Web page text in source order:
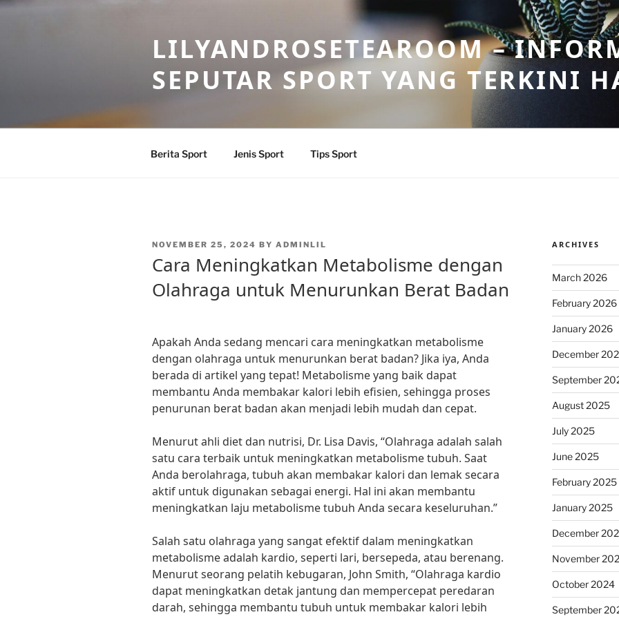
Skip
LILYANDROSETEAROOM –
SEPUTAR SPORT YANG TERKINI
Berita Sport Jenis Sport Tips Sport
POSTED
NOVEMBER 25, 2024 BY ADMINLIL
Cara Meningkatkan Metabolisme dengan
Olahraga untuk Menurunkan Berat Badan
Apakah Anda sedang mencari cara meningkatkan metabolisme
dengan olahraga untuk menurunkan berat badan? Jika iya, Anda
berada di artikel yang tepat! Metabolisme yang baik dapat
membantu Anda membakar kalori lebih efisien, sehingga proses
penurunan berat badan akan menjadi lebih mudah dan cepat.
Menurut ahli diet dan nutrisi, Dr. Lisa Davis, “Olahraga adalah salah
satu cara terbaik untuk meningkatkan metabolisme tubuh. Saat
Anda berolahraga, tubuh akan membakar kalori dan lemak secara
aktif untuk digunakan sebagai energi. Hal ini akan membantu
meningkatkan laju metabolisme tubuh Anda secara keseluruhan.”
Salah satu olahraga yang sangat efektif dalam meningkatkan
metabolisme adalah kardio, seperti lari, bersepeda, atau berenang.
Menurut seorang pelatih kebugaran, John Smith, “Olahraga kardio
dapat meningkatkan detak jantung dan mempercepat peredaran
darah, sehingga membantu tubuh untuk membakar kalori lebih
ARCHIVES
March 2026
February 2026
January 2026
December
September
August 2025
July 2025
June 2025
February 2025
January 2025
December
November
October 2024
September